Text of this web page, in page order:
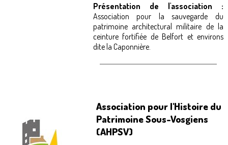
Présentation de l'association :
Association pour la sauvegarde du
patrimoine architectural militaire de la
ceinture fortifiée de Belfort et environs
dite la Caponnière.
Association pour l'Histoire du
Patrimoine Sous-Vosgiens
(AHPSV)